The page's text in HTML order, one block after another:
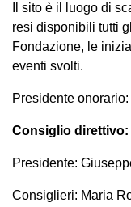
Il sito è il luogo di
resi disponibili tutti
Fondazione, le
eventi svolti.
Presidente
Consiglio direttivo:
Presidente:
Consiglieri: Maria